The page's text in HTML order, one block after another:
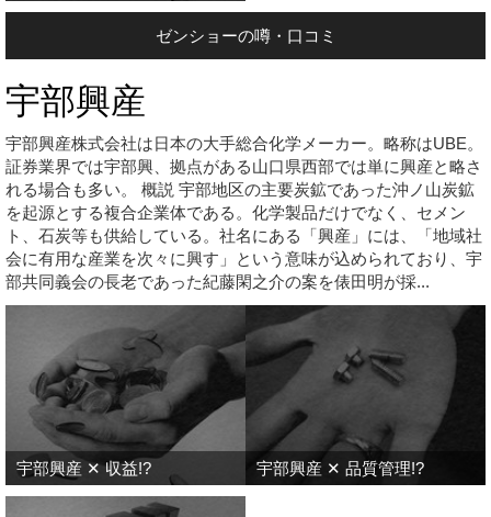
ゼンショーの噂・口コミ
宇部興産
宇部興産株式会社は日本の大手総合化学メーカー。略称はUBE。
証券業界では宇部興、拠点がある山口県西部では単に興産と略さ
れる場合も多い。 概説 宇部地区の主要炭鉱であった沖ノ山炭鉱
を起源とする複合企業体である。化学製品だけでなく、セメン
ト、石炭等も供給している。社名にある「興産」には、「地域社
会に有用な産業を次々に興す」という意味が込められており、宇
部共同義会の長老であった紀藤閑之介の案を俵田明が採...
宇部興産 ✕ 収益!? 宇部興産 ✕ 品質管理!?